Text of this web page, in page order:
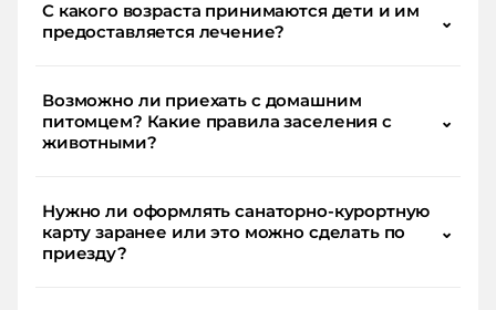
С какого возраста принимаются дети и им
предоставляется лечение?
⌄
Возможно ли приехать с домашним
питомцем? Какие правила заселения с
животными?
⌄
Нужно ли оформлять санаторно-курортную
карту заранее или это можно сделать по
приезду?
⌄